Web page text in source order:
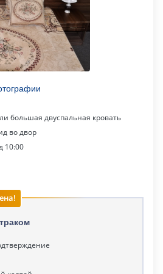
большая двуспальная кровать
во двор
10:00